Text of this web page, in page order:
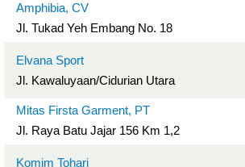
Amphibia, CV
Jl. Tukad Yeh Embang No. 18
Elvana Sport
Jl. Kawaluyaan/Cidurian Utara
Mitas Firsta Garment, PT
Jl. Raya Batu Jajar 156 Km 1,2
Komim Tohari